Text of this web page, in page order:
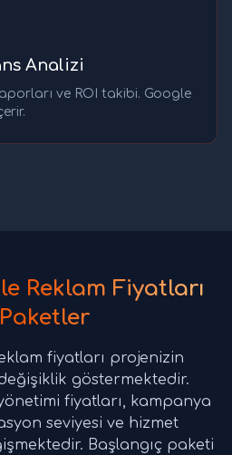
Analizi
ve ROI takibi. Google
Reklam Fiyatları
fiyatları projenizin
göstermektedir.
fiyatları, kampanya
seviyesi ve hizmet
Başlangıç paketi